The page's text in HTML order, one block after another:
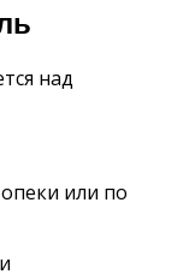
над
или по